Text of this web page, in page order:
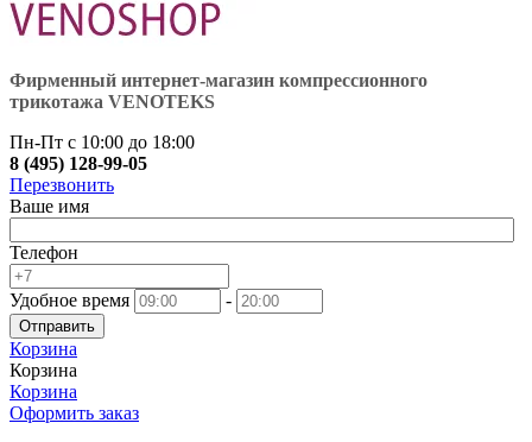
Фирменный интернет-магазин компрессионного
трикотажа VENOTEKS
Пн-Пт с 10:00 до 18:00
8 (495) 128-99-05
Перезвонить
Ваше имя
Телефон
Удобное время -
Отправить
Корзина
Корзина
Корзина
Оформить заказ